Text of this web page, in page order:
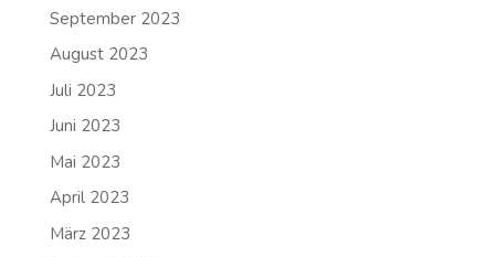
September 2023
August 2023
Juli 2023
Juni 2023
Mai 2023
April 2023
März 2023